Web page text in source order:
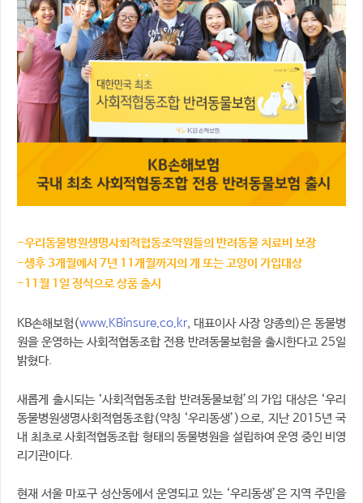
-우리동물병원생명사회적협동조약원들의 반려동물 치료비 보장
-생후 3개월에서 7년 11개월까지의 개 또는 고양이 가입대상
-11월 1일 정식으로 상품 출시
KB손해보험(www.KBinsure.co.kr, 대표이사 사장 양종희)은 동물병
원을 운영하는 사회적협동조합 전용 반려동물보험을 출시한다고 25일
밝혔다.
새롭게 출시되는 ‘사회적협동조합 반려동물보험’의 가입 대상은 ‘우리
동물병원생명사회적협동조합(약칭 ‘우리동생’)으로, 지난 2015년 국
내 최초로 사회적협동조합 형태의 동물병원을 설립하여 운영 중인 비영
리기관이다.
현재 서울 마포구 성산동에서 운영되고 있는 ‘우리동생’은 지역 주민을